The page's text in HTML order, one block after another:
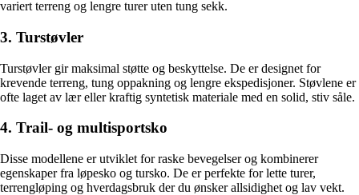
variert terreng og lengre turer uten tung sekk.
3. Turstøvler
Turstøvler gir maksimal støtte og beskyttelse. De er designet for
krevende terreng, tung oppakning og lengre ekspedisjoner. Støvlene er
ofte laget av lær eller kraftig syntetisk materiale med en solid, stiv såle.
4. Trail- og multisportsko
Disse modellene er utviklet for raske bevegelser og kombinerer
egenskaper fra løpesko og tursko. De er perfekte for lette turer,
terrengløping og hverdagsbruk der du ønsker allsidighet og lav vekt.